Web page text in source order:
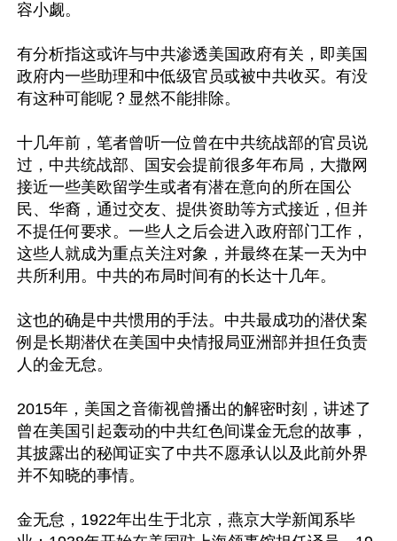
容小觑。
有分析指这或许与中共渗透美国政府有关，即美国
政府内一些助理和中低级官员或被中共收买。有没
有这种可能呢？显然不能排除。
十几年前，笔者曾听一位曾在中共统战部的官员说
过，中共统战部、国安会提前很多年布局，大撒网
接近一些美欧留学生或者有潜在意向的所在国公
民、华裔，通过交友、提供资助等方式接近，但并
不提任何要求。一些人之后会进入政府部门工作，
这些人就成为重点关注对象，并最终在某一天为中
共所利用。中共的布局时间有的长达十几年。
这也的确是中共惯用的手法。中共最成功的潜伏案
例是长期潜伏在美国中央情报局亚洲部并担任负责
人的金无怠。
2015年，美国之音衞视曾播出的解密时刻，讲述了
曾在美国引起轰动的中共红色间谍金无怠的故事，
其披露出的秘闻证实了中共不愿承认以及此前外界
并不知晓的事情。
金无怠，1922年出生于北京，燕京大学新闻系毕